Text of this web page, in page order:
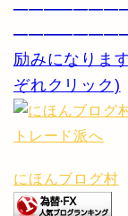
励みになりま
ぞれクリック)
にほんブログ村